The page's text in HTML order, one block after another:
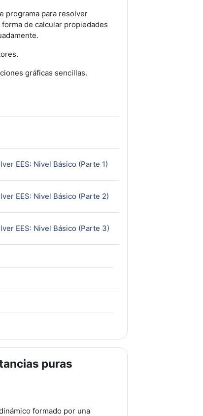
programa para resolver
de calcular propiedades
gráficas sencillas.
EES: Nivel Básico (Parte 1)URL
EES: Nivel Básico (Parte 2)URL
EES: Nivel Básico (Parte 3)URL
puras
formado por una